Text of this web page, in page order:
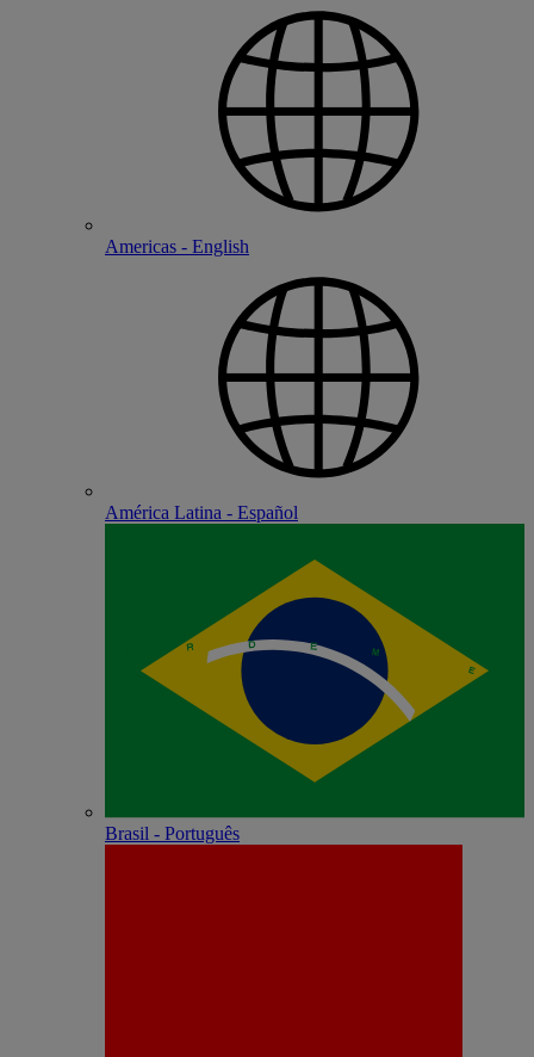
Americas - English
América Latina - Español
Brasil - Português